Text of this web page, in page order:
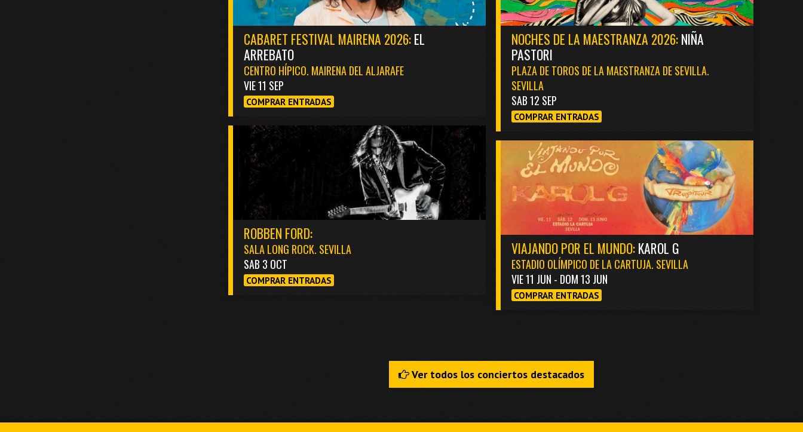
CABARET FESTIVAL MAIRENA 2026:EL
ARREBATO
CENTRO HÍPICO. MAIRENA DEL ALJARAFE
VIE 11 SEP
COMPRAR ENTRADAS
NOCHES DE LA MAESTRANZA 2026:NIÑA
PASTORI
PLAZA DE TOROS DE LA MAESTRANZA DE SEVILLA.
SEVILLA
SAB 12 SEP
COMPRAR ENTRADAS
ROBBEN FORD:
SALA LONG ROCK. SEVILLA
SAB 3 OCT
COMPRAR ENTRADAS
VIAJANDO POR EL MUNDO:KAROL G
ESTADIO OLÍMPICO DE LA CARTUJA. SEVILLA
VIE 11 JUN - DOM 13 JUN
COMPRAR ENTRADAS
Ver todos los conciertos destacados